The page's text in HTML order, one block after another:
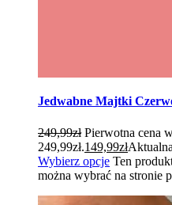
Jedwabne Majtki
249,99zł Pierwotna cena
249,99zł.149,99zł
Wybierz opcje Ten
można wybrać na stronie